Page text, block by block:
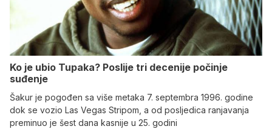
Ko je ubio Tupaka? Poslije tri decenije počinje
suđenje
Šakur je pogođen sa više metaka 7. septembra 1996. godine
dok se vozio Las Vegas Stripom, a od posljedica ranjavanja
preminuo je šest dana kasnije u 25. godini